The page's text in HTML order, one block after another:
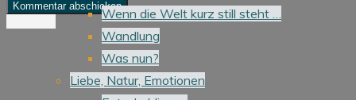
Wenn die Welt kurz still steht …
Wandlung
Was nun?
Liebe, Natur, Emotionen